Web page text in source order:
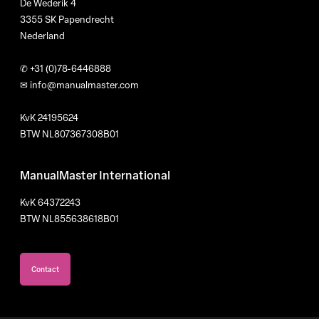
De Wederik 4
3355 SK Papendrecht
Nederland
✆+31 (0)78-6446888
✉ info@manualmaster.com
KvK 24195624
BTW NL807367308B01
ManualMaster International
KvK 64372243
BTW NL855638618B01
Contact